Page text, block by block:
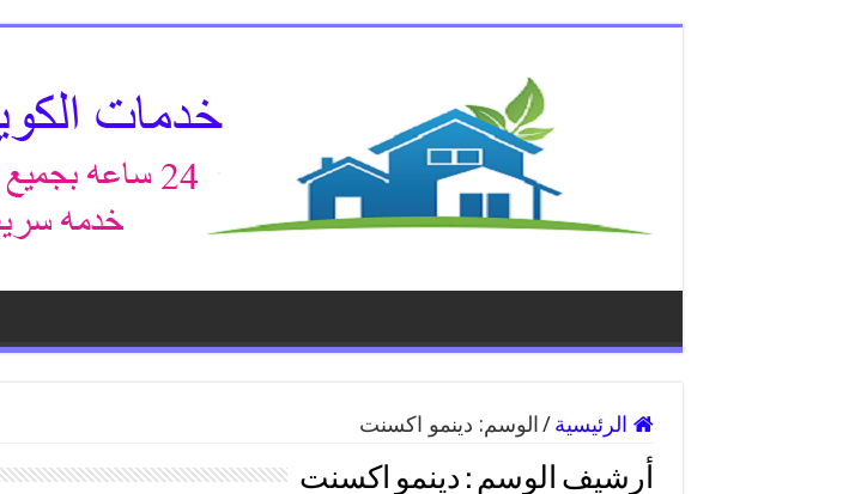
الرئيسية / الوسم: دينمو اكسنت
أرشيف الوسم : دينمو اكسنت